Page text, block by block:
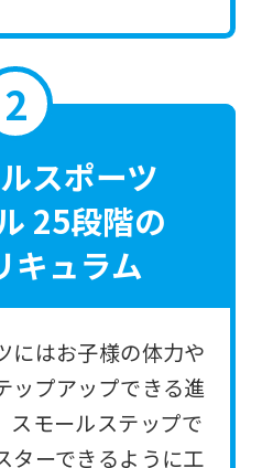
スポーツ
25段階の
キュラム
にはお子様の体力や
ップアップできる進
スモールステップで
ターできるように工
(start
automatic
translation)
to
return
to
the
page.
However,
if